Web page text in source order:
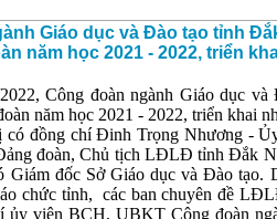
Giáo dục và Đào tạo tỉnh
năm học 2021 - 2022, triển
2022, Công đoàn ngành Giáo dục
năm học 2021 - 2022, triển khai
có đồng chí Đinh Trọng Nhương -
đoàn, Chủ tịch LĐLĐ tỉnh Đắk
Giám đốc Sở Giáo dục và Đào
chức tỉnh, các ban chuyên đề
ủy viên BCH, UBKT Công đoàn